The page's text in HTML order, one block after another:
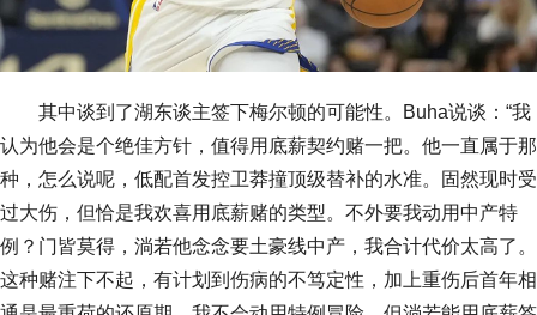
其中谈到了湖东谈主签下梅尔顿的可能性。Buha说谈：“我
认为他会是个绝佳方针，值得用底薪契约赌一把。他一直属于那
种，怎么说呢，低配首发控卫莽撞顶级替补的水准。固然现时受
过大伤，但恰是我欢喜用底薪赌的类型。不外要我动用中产特
例？门皆莫得，淌若他念念要土豪线中产，我合计代价太高了。
这种赌注下不起，有计划到伤病的不笃定性，加上重伤后首年相